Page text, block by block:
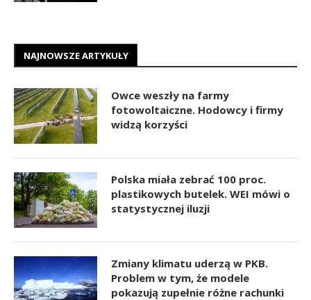
NAJNOWSZE ARTYKUŁY
Owce weszły na farmy
fotowoltaiczne. Hodowcy i firmy
widzą korzyści
Polska miała zebrać 100 proc.
plastikowych butelek. WEI mówi o
statystycznej iluzji
Zmiany klimatu uderzą w PKB.
Problem w tym, że modele
pokazują zupełnie różne rachunki